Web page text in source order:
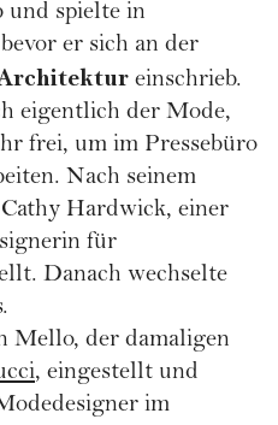
und spielte in
er sich an der
einschrieb.
eigentlich der Mode,
frei, um im Pressebüro
Nach seinem
Hardwick, einer
für
Danach wechselte
Mello, der damaligen
, eingestellt und
im